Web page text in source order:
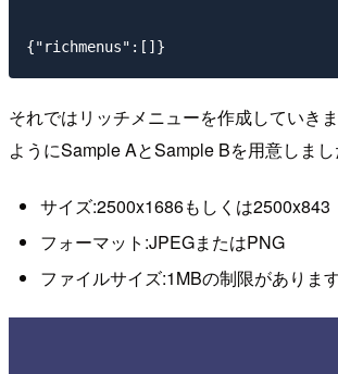
それではリッチメニューを作成していき
ようにSample AとSample Bを用意しまし
サイズ:2500x1686もしくは2500x843
フォーマット:JPEGまたはPNG
ファイルサイズ:1MBの制限があります